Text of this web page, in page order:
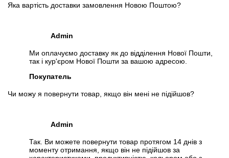
📧Запит оптової ціни
Яка вартість доставки замовлення Новою Поштою?
Admin
Ми оплачуємо доставку як до відділення Нової Пошти,
так і кур'єром Нової Пошти за вашою адресою.
Покупатель
Чи можу я повернути товар, якщо він мені не підійшов?
Admin
Так. Ви можете повернути товар протягом 14 днів з
моменту отримання, якщо він не підійшов за